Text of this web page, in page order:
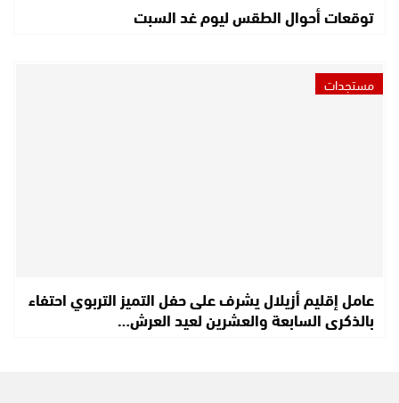
توقعات أحوال الطقس ليوم غد السبت
مستجدات
عامل إقليم أزيلال يشرف على حفل التميز التربوي احتفاء
بالذكرى السابعة والعشرين لعيد العرش…